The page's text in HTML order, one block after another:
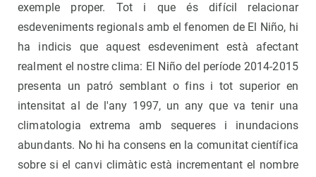
exemple proper. Tot i que és difícil relacionar
esdeveniments regionals amb el fenomen de El Niño, hi
ha indicis que aquest esdeveniment està afectant
realment el nostre clima: El Niño del període 2014-2015
presenta un patró semblant o fins i tot superior en
intensitat al de l'any 1997, un any que va tenir una
climatologia extrema amb sequeres i inundacions
abundants. No hi ha consens en la comunitat científica
sobre si el canvi climàtic està incrementant el nombre